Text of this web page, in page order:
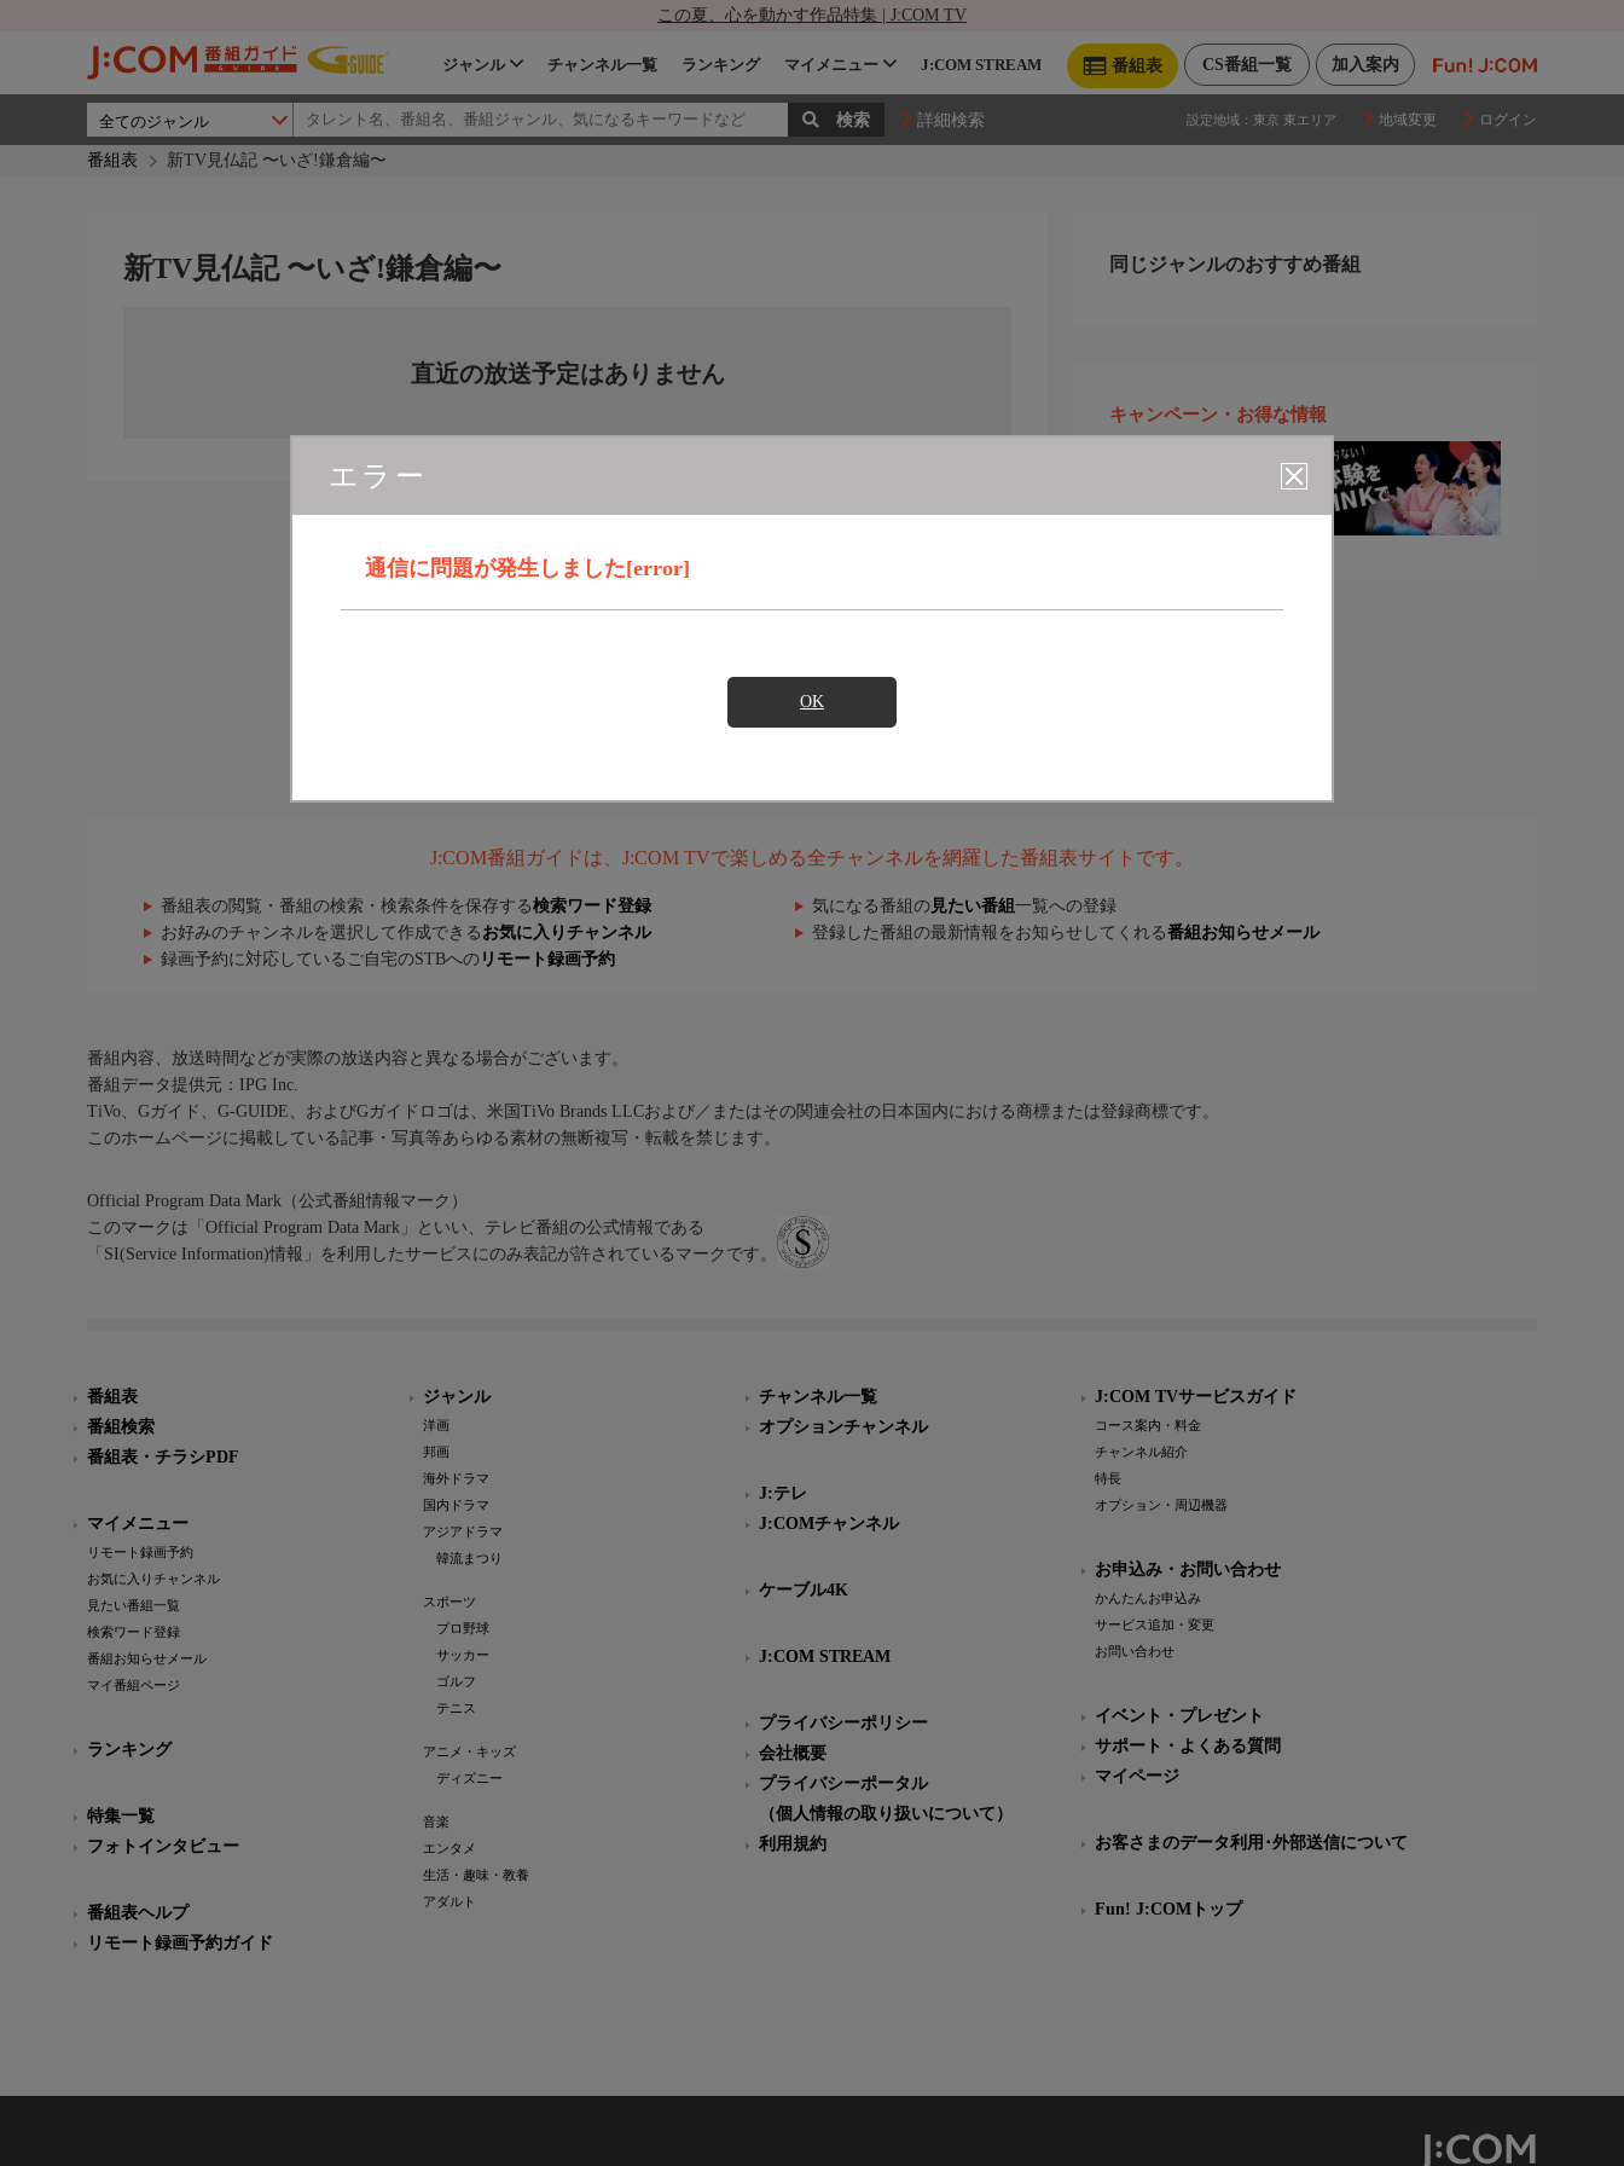
この夏、心を動かす作品特集 | J:COM TV
加入案内
CS番組一覧
番組表
ジャンル チャンネル一覧 ランキング マイメニュー J:COM STREAM
詳細検索 設定地域： 東京 東エリア 地域変更 ログイン
番組表 新TV見仏記 〜いざ!鎌倉編〜
エラー
通信に問題が発生しました[error]
OK
新TV見仏記 〜いざ!鎌倉編〜
直近の放送予定はありません
同じジャンルのおすすめ番組
キャンペーン・お得な情報
J:COM番組ガイドは、J:COM TVで楽しめる全チャンネルを網羅した番組表サイトです。
番組表の閲覧・番組の検索・検索条件を保存する検索ワード登録 気になる番組の 見たい番組 一覧への登録
お好みのチャンネルを選択して作成できる お気に入りチャンネル 登録した番組の最新情報をお知らせしてくれる番組お知らせメール
録画予約に対応しているご自宅のSTBへの リモート録画予約
番組内容、放送時間などが実際の放送内容と異なる場合がございます。
番組データ提供元：IPG Inc.
TiVo、Gガイド、G-GUIDE、およびGガイドロゴは、米国TiVo Brands LLCおよび／またはその関連会社の日本国内における商標または登録商標です。
このホームページに掲載している記事・写真等あらゆる素材の無断複写・転載を禁じます。
Official Program Data Mark（公式番組情報マーク）
このマークは「Official Program Data Mark」といい、テレビ番組の公式情報である
「SI(Service Information)情報」を利用したサービスにのみ表記が許されているマークです。
番組表
番組検索
番組表・チラシPDF
マイメニュー
リモート録画予約
お気に入りチャンネル
見たい番組一覧
検索ワード登録
番組お知らせメール
マイ番組ページ
ランキング
特集一覧
フォトインタビュー
番組表ヘルプ
リモート録画予約ガイド
ジャンル
洋画
邦画
海外ドラマ
国内ドラマ
アジアドラマ
韓流まつり
スポーツ
プロ野球
サッカー
ゴルフ
テニス
アニメ・キッズ
ディズニー
音楽
エンタメ
生活・趣味・教養
アダルト
チャンネル一覧
オプションチャンネル
J:テレ
J:COMチャンネル
ケーブル4K
J:COM STREAM
プライバシーポリシー
会社概要
プライバシーポータル
（個人情報の取り扱いについて）
利用規約
J:COM TVサービスガイド
コース案内・料金
チャンネル紹介
特長
オプション・周辺機器
お申込み・お問い合わせ
かんたんお申込み
サービス追加・変更
お問い合わせ
イベント・プレゼント
サポート・よくある質問
マイページ
お客さまのデータ利用･外部送信について
Fun! J:COMトップ